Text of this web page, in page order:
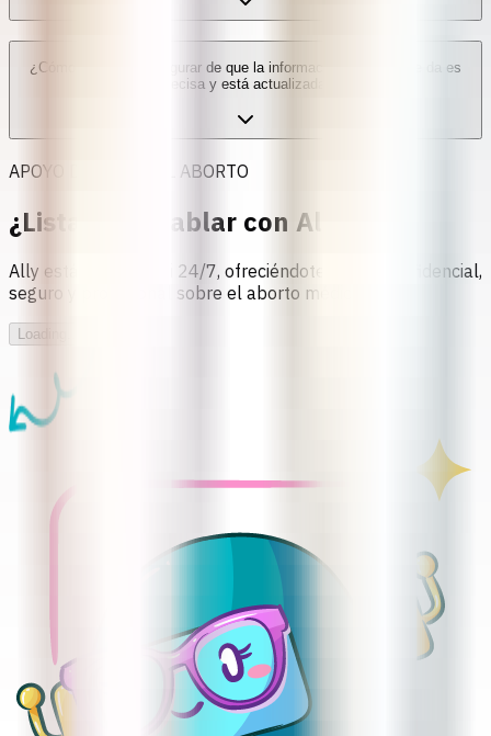
¿Cómo me puedo asegurar de que la información que Ally me da es
precisa y está actualizada?
APOYO DURANTE EL ABORTO
¿Lista para hablar con Ally?
Ally está aquí para ti 24/7, ofreciéndote apoyo confidencial,
seguro y profesional sobre el aborto médico.
Loading...